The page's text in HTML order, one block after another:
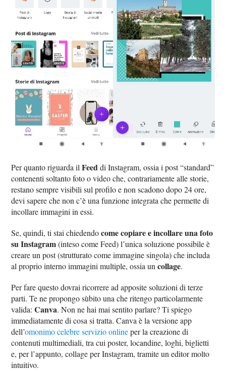
Per quanto riguarda ilFeeddi Instagram, ossia i post “standard”
contenenti soltanto foto o video che, contrariamente alle storie,
restano sempre visibili sul profilo e non scadono dopo 24 ore,
devi sapere che non c’è una funzione integrata che permette di
incollare immagini in essi.
Se, quindi, ti stai chiedendocome copiare e incollare una foto
su Instagram(inteso come Feed) l’unica soluzione possibile è
creare un post (strutturato come immagine singola) che includa
al proprio interno immagini multiple, ossia uncollage.
Per fare questo dovrai ricorrere ad apposite soluzioni di terze
parti. Te ne propongo sùbito una che ritengo particolarmente
valida:Canva. Non ne hai mai sentito parlare? Ti spiego
immediatamente di cosa si tratta. Canva è la versione app
dell’omonimo celebre servizio onlineper la creazione di
contenuti multimediali, tra cui poster, locandine, loghi, biglietti
e, per l’appunto, collage per Instagram, tramite un editor molto
intuitivo.